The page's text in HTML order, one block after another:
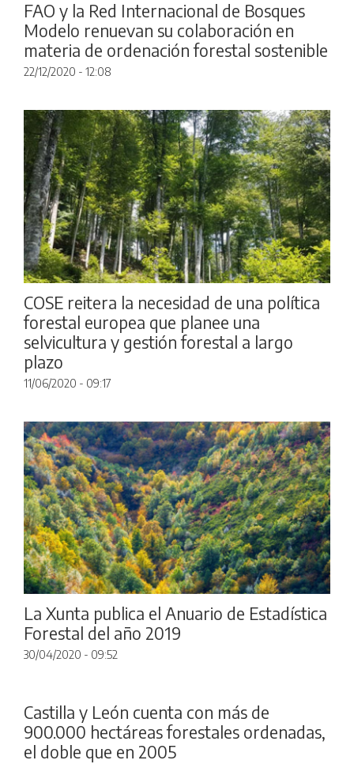
FAO y la Red Internacional de Bosques
Modelo renuevan su colaboración en
materia de ordenación forestal sostenible
22/12/2020 - 12:08
COSE reitera la necesidad de una política
forestal europea que planee una
selvicultura y gestión forestal a largo
plazo
11/06/2020 - 09:17
La Xunta publica el Anuario de Estadística
Forestal del año 2019
30/04/2020 - 09:52
Castilla y León cuenta con más de
900.000 hectáreas forestales ordenadas,
el doble que en 2005